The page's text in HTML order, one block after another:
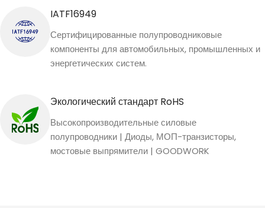
IATF16949
Сертифицированные полупроводниковые
компоненты для автомобильных, промышленных и
энергетических систем.
Экологический стандарт RoHS
Высокопроизводительные силовые
полупроводники | Диоды, МОП-транзисторы,
мостовые выпрямители | GOODWORK